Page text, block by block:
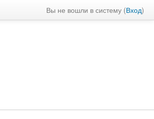
Вы не вошли в систему (Вход)